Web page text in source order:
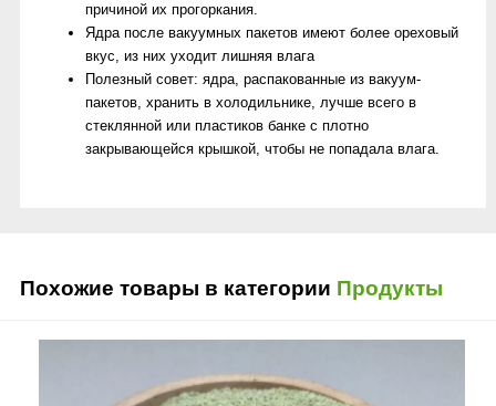
причиной их прогоркания.
Ядра после вакуумных пакетов имеют более ореховый
вкус, из них уходит лишняя влага
Полезный совет: ядра, распакованные из вакуум-
пакетов, хранить в холодильнике, лучше всего в
стеклянной или пластиков банке с плотно
закрывающейся крышкой, чтобы не попадала влага.
Похожие товары в категории Продукты